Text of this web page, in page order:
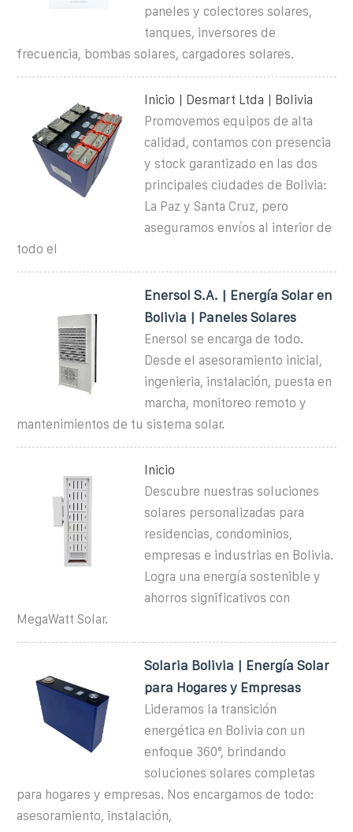
paneles y colectores solares,
tanques, inversores de
frecuencia, bombas solares, cargadores solares.
Inicio | Desmart Ltda | Bolivia
Promovemos equipos de alta
calidad, contamos con presencia
y stock garantizado en las dos
principales ciudades de Bolivia:
La Paz y Santa Cruz, pero
aseguramos envíos al interior de
todo el
Enersol S.A. | Energía Solar en
Bolivia | Paneles Solares
Enersol se encarga de todo.
Desde el asesoramiento inicial,
ingenieria, instalación, puesta en
marcha, monitoreo remoto y
mantenimientos de tu sistema solar.
Inicio
Descubre nuestras soluciones
solares personalizadas para
residencias, condominios,
empresas e industrias en Bolivia.
Logra una energía sostenible y
ahorros significativos con
MegaWatt Solar.
Solaria Bolivia | Energía Solar
para Hogares y Empresas
Lideramos la transición
energética en Bolivia con un
enfoque 360°, brindando
soluciones solares completas
para hogares y empresas. Nos encargamos de todo:
asesoramiento, instalación,